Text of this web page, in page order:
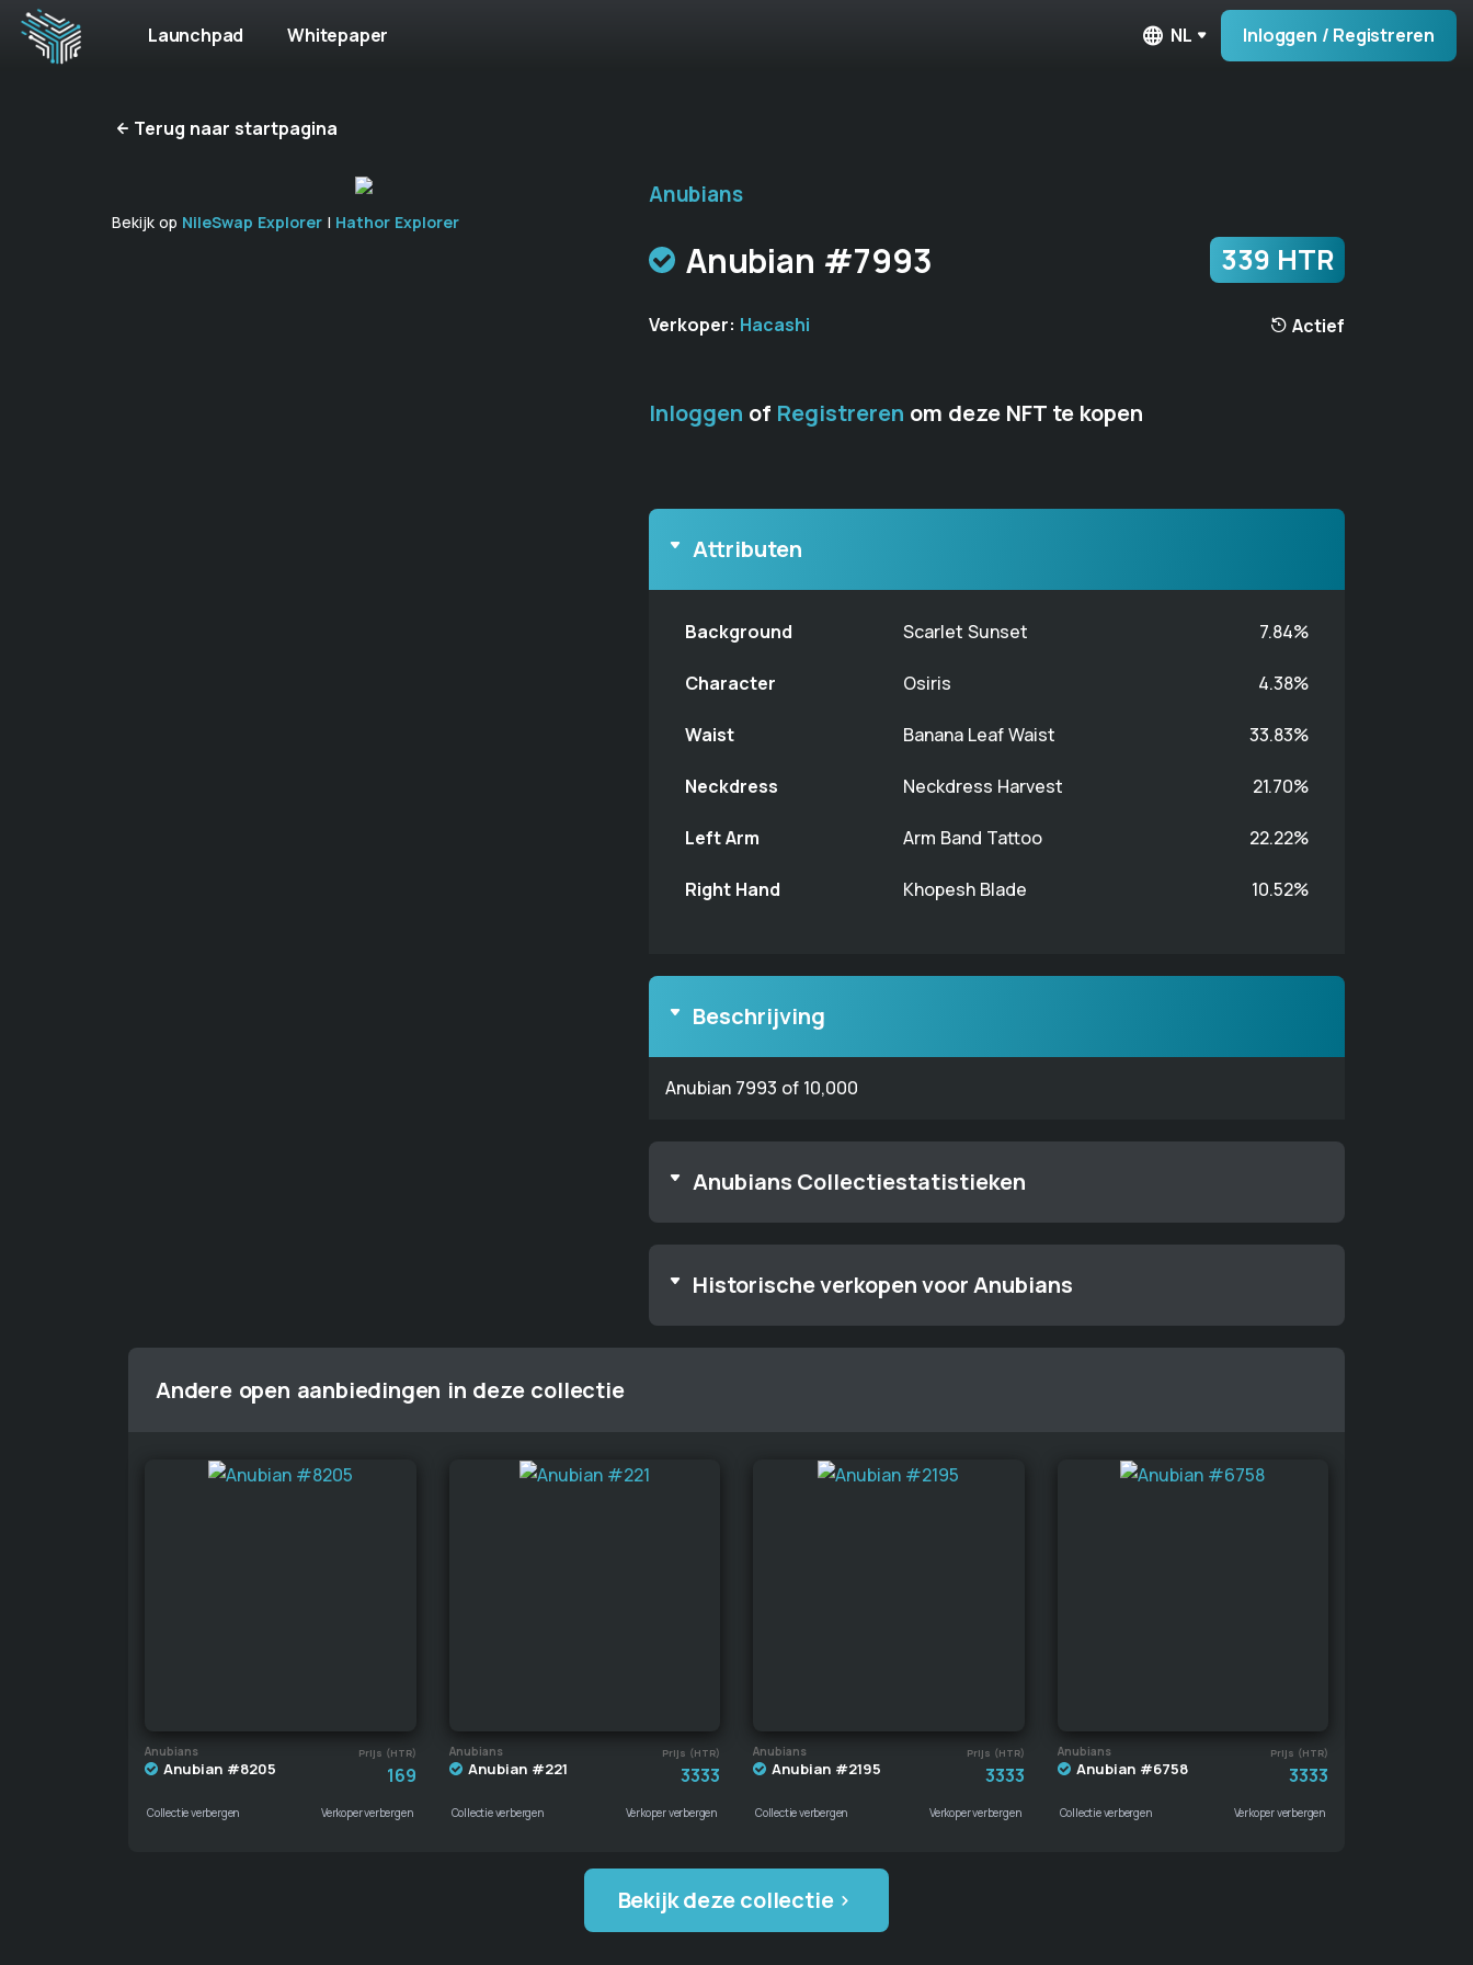
Launchpad Whitepaper NL Inloggen / Registreren
Terug naar startpagina
Bekijk op NileSwap Explorer | Hathor Explorer
Anubians
Anubian #7993 339 HTR
Verkoper: Hacashi Actief
Inloggen of Registreren om deze NFT te kopen
Attributen
Background Scarlet Sunset 7.84%
Character Osiris 4.38%
Waist Banana Leaf Waist 33.83%
Neckdress Neckdress Harvest 21.70%
Left Arm Arm Band Tattoo 22.22%
Right Hand Khopesh Blade 10.52%
Beschrijving
Anubian 7993 of 10,000
Anubians Collectiestatistieken
Historische verkopen voor Anubians
Andere open aanbiedingen in deze collectie
Anubians Prijs (HTR)
Anubian #8205 169
Collectie verbergen Verkoper verbergen
Anubians Prijs (HTR)
Anubian #221 3333
Collectie verbergen Verkoper verbergen
Anubians Prijs (HTR)
Anubian #2195 3333
Collectie verbergen Verkoper verbergen
Anubians Prijs (HTR)
Anubian #6758 3333
Collectie verbergen Verkoper verbergen
Bekijk deze collectie